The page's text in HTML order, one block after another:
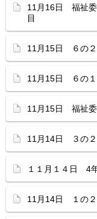
11月16日 福祉
目
11月15日 ６の
11月15日 ６の
11月15日 福祉
11月14日 ３の
１１月１４日 4
11月14日 １の